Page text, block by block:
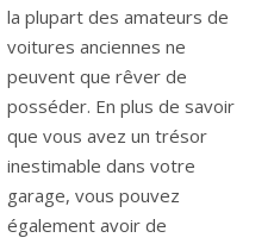
la plupart des amateurs de
voitures anciennes ne
peuvent que rêver de
posséder. En plus de savoir
que vous avez un trésor
inestimable dans votre
garage, vous pouvez
également avoir de